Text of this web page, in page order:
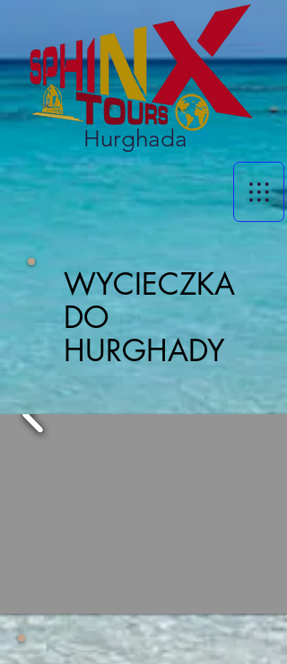
Hurghada
WYCIECZKA
DO
HURGHADY